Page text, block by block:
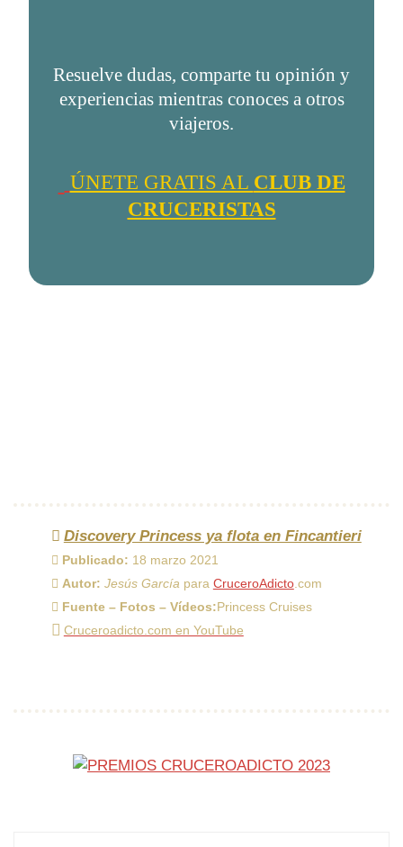
Resuelve dudas, comparte tu opinión y
experiencias mientras conoces a otros
viajeros.
ÚNETE GRATIS AL CLUB DE
CRUCERISTAS
Discovery Princess ya flota en Fincantieri
Publicado: 18 marzo 2021
Autor: Jesús García para CruceroAdicto.com
Fuente – Fotos – Vídeos:Princess Cruises
Cruceroadicto.com en YouTube